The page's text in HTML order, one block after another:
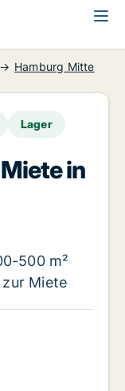
Hamburg Mitte
Lager
in
500 m²
Miete